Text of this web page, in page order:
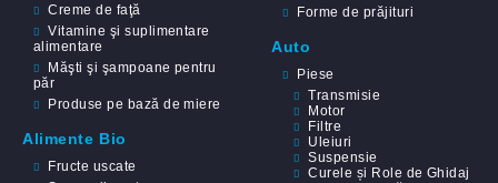
Creme de faţă
Vitamine şi suplimentare
alimentare
Măşti şi şampoane pentru
păr
Produse pe bază de miere
Alimente Bio
Fructe uscate
Forme de prăjituri
Auto
Piese
Transmisie
Motor
Filtre
Uleiuri
Suspensie
Curele și Role de Ghidaj